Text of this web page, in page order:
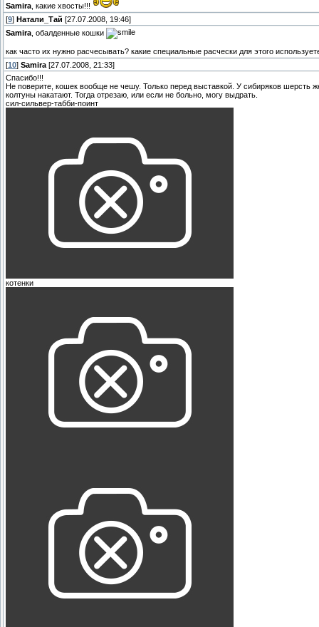
Samira , какие хвосты!!!
[9] Натали_Тай [27.07.2008, 19:46]
Samira , обалденные кошки
как часто их нужно расчесывать? какие специальные расчески для этого
[10] Samira [27.07.2008, 21:33]
Спасибо!!!
Не поверите, кошек вообще не чешу. Только перед выставкой. У сибиряков шерсть
колтуны накатают. Тогда отрезаю, или если не больно, могу выдрать.
сил-сильвер-табби-поинт
котенки